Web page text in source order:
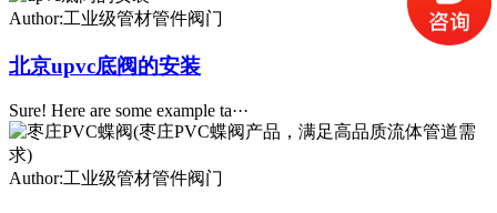
Author:工业级管材管件阀门
北京upvc底阀的安装
Sure! Here are some example ta···
Author:工业级管材管件阀门